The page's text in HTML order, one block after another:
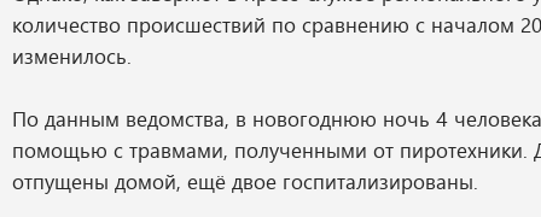
количество происшествий по сравнению с началом
изменилось.
По данным ведомства, в новогоднюю ночь 4
помощью с травмами, полученными от пиротехники.
отпущены домой, ещё двое госпитализированы.